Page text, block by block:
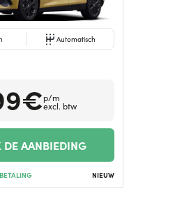
Automatisch
p/m
excl. btw
DE AANBIEDING
NIEUW